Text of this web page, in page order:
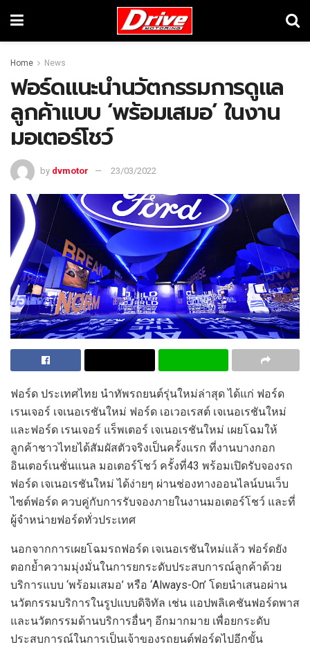
Home News
ฟอร์ดแนะนำนวัตกรรมการดูแล
ลูกค้าแบบ ‘พร้อมเสมอ’ ในงาน
มอเตอร์โชว์
by dvmotor 23/03/2022
ฟอร์ด ประเทศไทย นำทัพรถยนต์รุ่นใหม่ล่าสุด ได้แก่ ฟอร์ด
เรนเจอร์ เจเนอเรชันใหม่ ฟอร์ด เอเวอเรสต์ เจเนอเรชันใหม่
และฟอร์ด เรนเจอร์ แร็พเตอร์ เจเนอเรชันใหม่ เผยโฉมให้
ลูกค้าชาวไทยได้สัมผัสตัวจริงเป็นครั้งแรก ที่งานบางกอก
อินเตอร์เนชั่นแนล มอเตอร์โชว์ ครั้งที่43 พร้อมเปิดรับจองรถ
ฟอร์ด เจเนอเรชันใหม่ ได้ง่ายๆ ผ่านช่องทางออนไลน์บนเว็บ
ไซต์ฟอร์ด ควบคู่กับการรับจองภายในงานมอเตอร์โชว์ และที่
ผู้จำหน่ายฟอร์ดทั่วประเทศ
นอกจากการเผยโฉมรถฟอร์ด เจเนอเรชันใหม่แล้ว ฟอร์ดยัง
ตอกย้ำความมุ่งมั่นในการยกระดับประสบการณ์ลูกค้าด้วย
บริการแบบ ‘พร้อมเสมอ’ หรือ ‘Always-On’ โดยนำเสนอผ่าน
นวัตกรรมบริการในรูปแบบดิจิทัล เช่น แอปพลิเคชันฟอร์ดพาส
และนวัตกรรมด้านบริการอื่นๆ อีกมากมาย เพื่อยกระดับ
ประสบการณ์ในการเป็นเจ้าของรถยนต์ฟอร์ดไปอีกขั้น